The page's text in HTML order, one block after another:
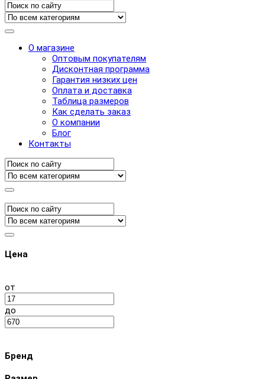
О магазине
Оптовым покупателям
Дисконтная программа
Гарантия низких цен
Оплата и доставка
Таблица размеров
Как сделать заказ
О компании
Блог
Контакты
Цена
от
до
Бренд